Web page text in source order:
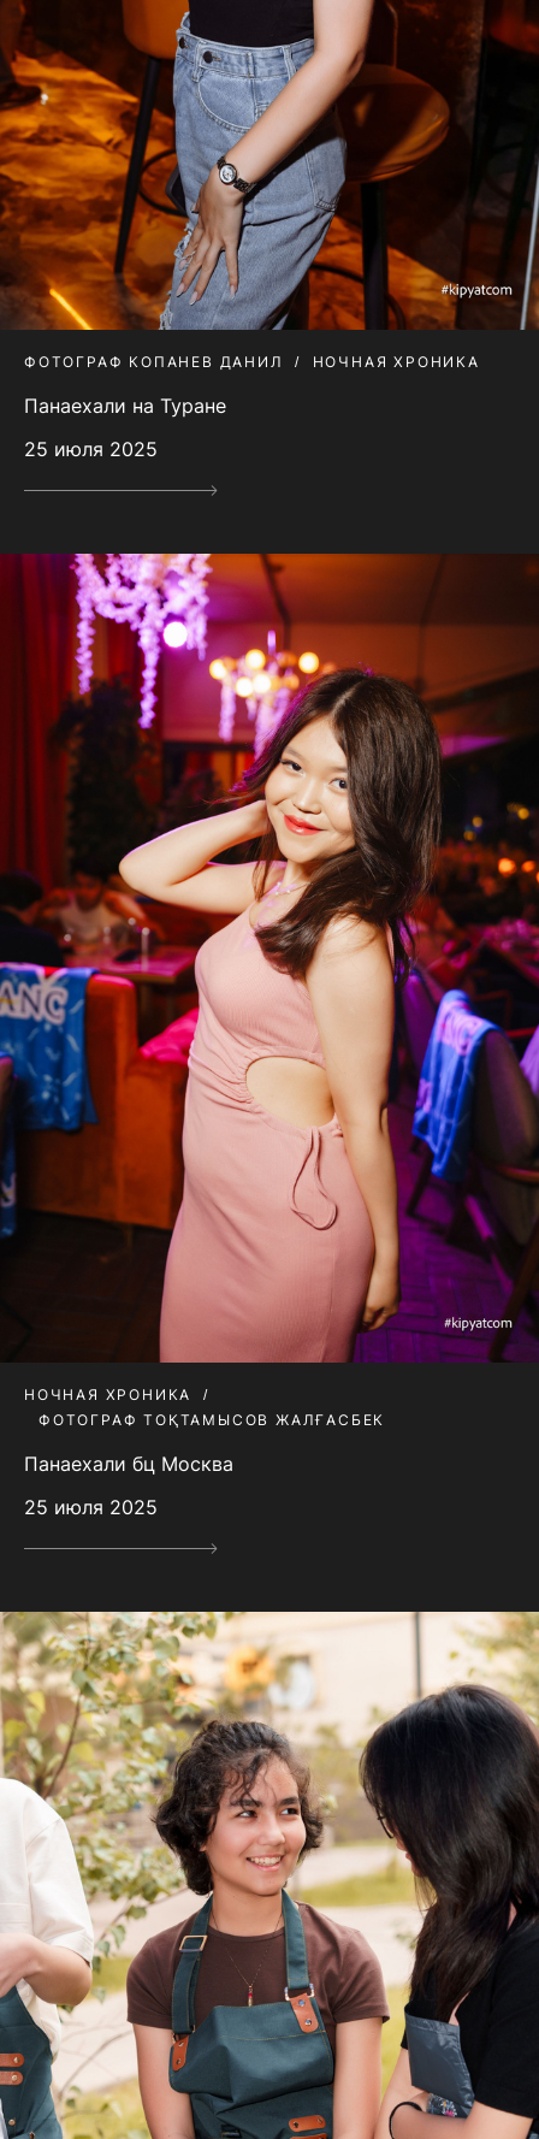
ФОТОГРАФ КОПАНЕВ ДАНИЛ НОЧНАЯ ХРОНИКА
Панаехали на Туране
25 июля 2025
НОЧНАЯ ХРОНИКА
ФОТОГРАФ ТОҚТАМЫСОВ ЖАЛҒАСБЕК
Панаехали бц Москва
25 июля 2025